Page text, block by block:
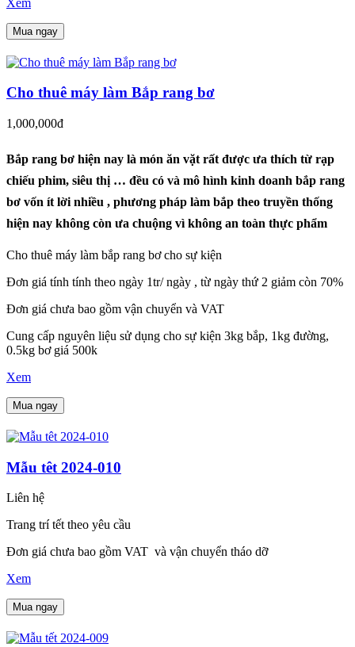
Mua ngay
Cho thuê máy làm Bắp rang bơ
1,000,000đ
Bắp rang bơ hiện nay là món ăn vặt rất được ưa thích từ rạp
chiếu phim, siêu thị … đều có và mô hình kinh doanh bắp rang
bơ vốn ít lời nhiều , phương pháp làm bắp theo truyền thống
hiện nay không còn ưa chuộng vì không an toàn thực phẩm
Cho thuê máy làm bắp rang bơ cho sự kiện
Đơn giá tính tính theo ngày 1tr/ ngày , từ ngày thứ 2 giảm còn 70%
Đơn giá chưa bao gồm vận chuyển và VAT
Cung cấp nguyên liệu sử dụng cho sự kiện 3kg bắp, 1kg đường,
0.5kg bơ giá 500k
Xem
Mua ngay
Mẫu têt 2024-010
Liên hệ
Trang trí tết theo yêu cầu
Đơn giá chưa bao gồm VAT và vận chuyển tháo dỡ
Xem
Mua ngay